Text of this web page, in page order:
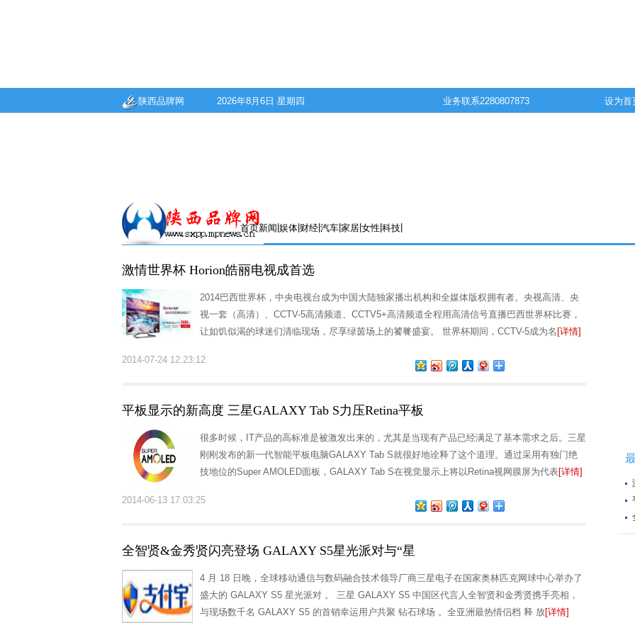
陕西品牌网 2026年8月6日 星期四 业务联系2280807873 设为首
首页新闻 娱体 财经 汽车 家居 女性 科技
激情世界杯 Horion皓丽电视成首选
2014巴西世界杯，中央电视台成为中国大陆独家播出机构和全媒体版权拥有者。央视高清、央
视一套（高清）、CCTV-5高清频道、CCTV5+高清频道全程用高清信号直播巴西世界杯比赛，
让如饥似渴的球迷们清临现场，尽享绿茵场上的饕餮盛宴。 世界杯期间，CCTV-5成为名 [详情]
2014-07-24 12:23:12
平板显示的新高度 三星GALAXY Tab S力压Retina平板
很多时候，IT产品的高标准是被激发出来的，尤其是当现有产品已经满足了基本需求之后。三星
刚刚发布的新一代智能平板电脑GALAXY Tab S就很好地诠释了这个道理。通过采用有独门绝
技地位的Super AMOLED面板，GALAXY Tab S在视觉显示上将以Retina视网膜屏为代表[详情]
2014-06-13 17:03:25
全智贤&金秀贤闪亮登场 GALAXY S5星光派对与“星
4 月 18 日晚，全球移动通信与数码融合技术领导厂商三星电子在国家奥林匹克网球中心举办了
盛大的 GALAXY S5 星光派对 。 三星 GALAXY S5 中国区代言人全智贤和金秀贤携手亮相，
与现场数千名 GALAXY S5 的首销幸运用户共聚 钻石球场 。全亚洲最热情侣档 释 放[详情]